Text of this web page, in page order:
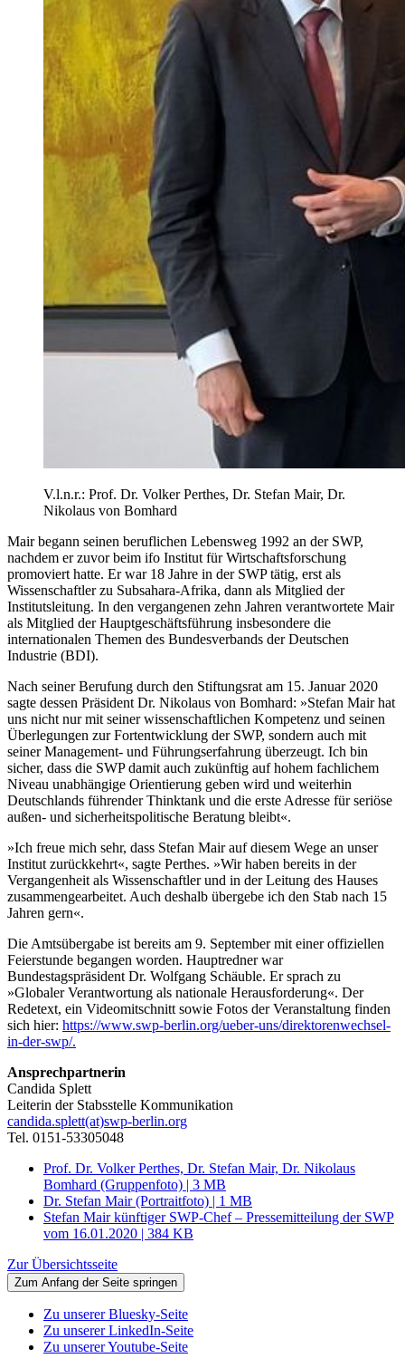
V.l.n.r.: Prof. Dr. Volker Perthes, Dr. Stefan Mair, Dr.
Nikolaus von Bomhard
Mair begann seinen beruflichen Lebensweg 1992 an der SWP,
nachdem er zuvor beim ifo Institut für Wirtschaftsforschung
promoviert hatte. Er war 18 Jahre in der SWP tätig, erst als
Wissenschaftler zu Subsahara-Afrika, dann als Mitglied der
Institutsleitung. In den vergangenen zehn Jahren verantwortete Mair
als Mitglied der Hauptgeschäftsführung insbesondere die
internationalen Themen des Bundesverbands der Deutschen
Industrie (BDI).
Nach seiner Berufung durch den Stiftungsrat am 15. Januar 2020
sagte dessen Präsident Dr. Nikolaus von Bomhard: »Stefan Mair hat
uns nicht nur mit seiner wissenschaftlichen Kompetenz und seinen
Überlegungen zur Fortentwicklung der SWP, sondern auch mit
seiner Management- und Führungserfahrung überzeugt. Ich bin
sicher, dass die SWP damit auch zukünftig auf hohem fachlichem
Niveau unabhängige Orientierung geben wird und weiterhin
Deutschlands führender Thinktank und die erste Adresse für seriöse
außen- und sicherheitspolitische Beratung bleibt«.
»Ich freue mich sehr, dass Stefan Mair auf diesem Wege an unser
Institut zurückkehrt«, sagte Perthes. »Wir haben bereits in der
Vergangenheit als Wissenschaftler und in der Leitung des Hauses
zusammengearbeitet. Auch deshalb übergebe ich den Stab nach 15
Jahren gern«.
Die Amtsübergabe ist bereits am 9. September mit einer offiziellen
Feierstunde begangen worden. Hauptredner war
Bundestagspräsident Dr. Wolfgang Schäuble. Er sprach zu
»Globaler Verantwortung als nationale Herausforderung«. Der
Redetext, ein Videomitschnitt sowie Fotos der Veranstaltung finden
sich hier: https://www.swp-berlin.org/ueber-uns/direktorenwechsel-
in-der-swp/.
Ansprechpartnerin
Candida Splett
Leiterin der Stabsstelle Kommunikation
candida.splett(at)swp-berlin.org
Tel. 0151-53305048
Prof. Dr. Volker Perthes, Dr. Stefan Mair, Dr. Nikolaus
Bomhard (Gruppenfoto) | 3 MB
Dr. Stefan Mair (Portraitfoto) | 1 MB
Stefan Mair künftiger SWP-Chef – Pressemitteilung der SWP
vom 16.01.2020 | 384 KB
Zur Übersichtsseite
Zum Anfang der Seite springen
Zu unserer Bluesky-Seite
Zu unserer LinkedIn-Seite
Zu unserer Youtube-Seite